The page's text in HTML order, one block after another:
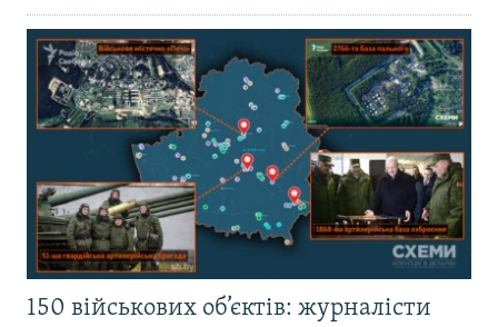
150 військових об’єктів: журналісти